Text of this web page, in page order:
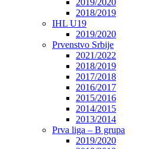
2019/2020
2018/2019
IHL U19
2019/2020
Prvenstvo Srbije
2021/2022
2018/2019
2017/2018
2016/2017
2015/2016
2014/2015
2013/2014
Prva liga – B grupa
2019/2020